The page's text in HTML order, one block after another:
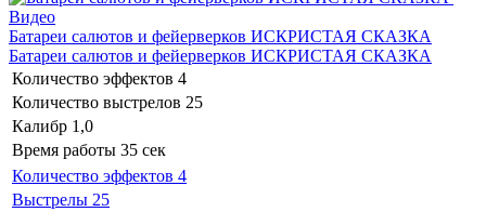
Видео
Батареи салютов и фейерверков ИСКРИСТАЯ СКАЗКА
Батареи салютов и фейерверков ИСКРИСТАЯ СКАЗКА
Количество эффектов 4
Количество выстрелов 25
Калибр 1,0
Время работы 35 сек
Количество эффектов 4
Выстрелы 25